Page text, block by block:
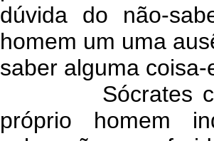
dúvida do não-
homem um uma
saber alguma coisa-
Sócrates
próprio homem